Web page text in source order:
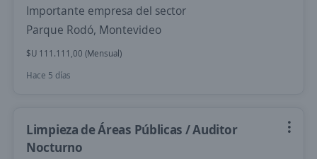
Importante empresa del sector
Parque Rodó, Montevideo
$U 111.111,00 (Mensual)
Hace 5 días
Limpieza de Áreas Públicas / Auditor
Nocturno